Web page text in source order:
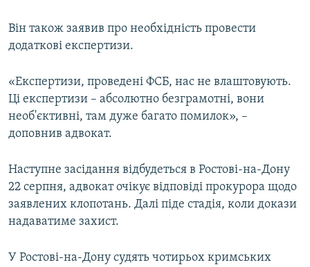
Він також заявив про необхідність провести
додаткові експертизи.
«Експертизи, проведені ФСБ, нас не влаштовують.
Ці експертизи – абсолютно безграмотні, вони
необ'єктивні, там дуже багато помилок», –
доповнив адвокат.
Наступне засідання відбудеться в Ростові-на-Дону
22 серпня, адвокат очікує відповіді прокурора щодо
заявлених клопотань. Далі піде стадія, коли докази
надаватиме захист.
У Ростові-на-Дону судять чотирьох кримських